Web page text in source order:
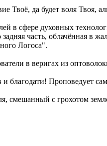
да будет воля Твоя,
в сфере духовных
часть, облачённая в
Логоса".
в веригах из
благодати! Проповедует сам
смешанный с грохотом